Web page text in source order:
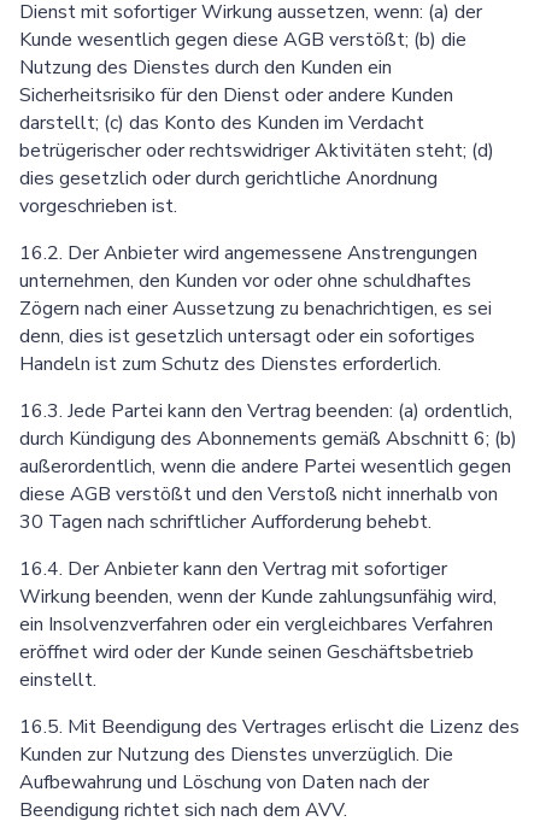
Dienst mit sofortiger Wirkung aussetzen, wenn: (a) der
Kunde wesentlich gegen diese AGB verstößt; (b) die
Nutzung des Dienstes durch den Kunden ein
Sicherheitsrisiko für den Dienst oder andere Kunden
darstellt; (c) das Konto des Kunden im Verdacht
betrügerischer oder rechtswidriger Aktivitäten steht; (d)
dies gesetzlich oder durch gerichtliche Anordnung
vorgeschrieben ist.
16.2. Der Anbieter wird angemessene Anstrengungen
unternehmen, den Kunden vor oder ohne schuldhaftes
Zögern nach einer Aussetzung zu benachrichtigen, es sei
denn, dies ist gesetzlich untersagt oder ein sofortiges
Handeln ist zum Schutz des Dienstes erforderlich.
16.3. Jede Partei kann den Vertrag beenden: (a) ordentlich,
durch Kündigung des Abonnements gemäß Abschnitt 6; (b)
außerordentlich, wenn die andere Partei wesentlich gegen
diese AGB verstößt und den Verstoß nicht innerhalb von
30 Tagen nach schriftlicher Aufforderung behebt.
16.4. Der Anbieter kann den Vertrag mit sofortiger
Wirkung beenden, wenn der Kunde zahlungsunfähig wird,
ein Insolvenzverfahren oder ein vergleichbares Verfahren
eröffnet wird oder der Kunde seinen Geschäftsbetrieb
einstellt.
16.5. Mit Beendigung des Vertrages erlischt die Lizenz des
Kunden zur Nutzung des Dienstes unverzüglich. Die
Aufbewahrung und Löschung von Daten nach der
Beendigung richtet sich nach dem AVV.